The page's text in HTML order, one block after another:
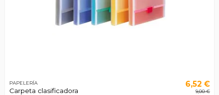
PAPELERÍA
Carpeta clasificadora
6,52 €
9,00 €